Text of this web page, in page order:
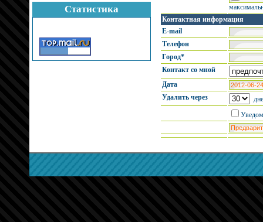
Статистика
Контактная информация
E-mail
Телефон
Город*
Контакт со мной
Дата
Удалить через